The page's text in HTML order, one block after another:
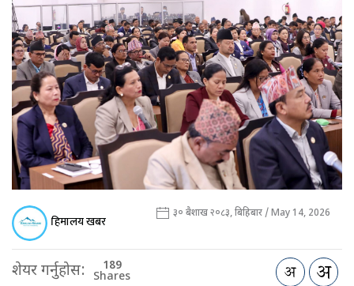
हिमालय खबर ३० बैशाख २०८३, बिहिबार / May 14, 2026
शेयर गर्नुहोस: 189
Shares